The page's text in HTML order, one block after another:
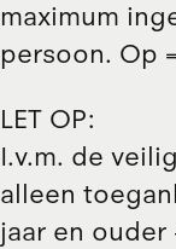
maximum
persoon. Op
LET OP:
I.v.m. de
alleen
jaar en